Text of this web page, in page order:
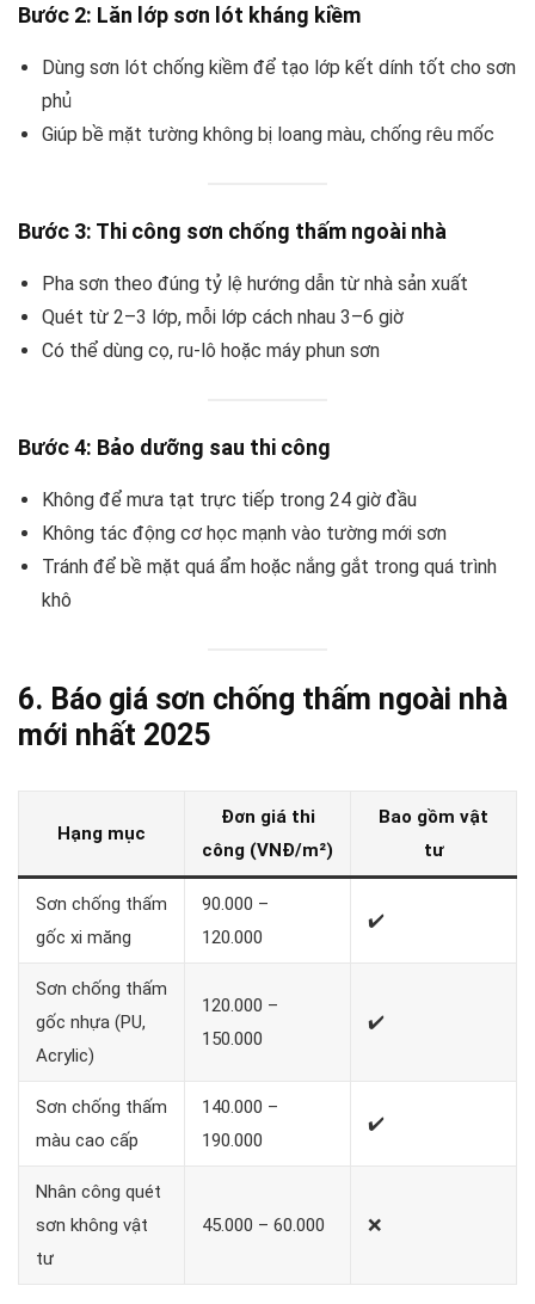
Bước 2: Lăn lớp sơn lót kháng kiềm
Dùng sơn lót chống kiềm để tạo lớp kết dính tốt cho sơn
phủ
Giúp bề mặt tường không bị loang màu, chống rêu mốc
Bước 3: Thi công sơn chống thấm ngoài nhà
Pha sơn theo đúng tỷ lệ hướng dẫn từ nhà sản xuất
Quét từ 2–3 lớp, mỗi lớp cách nhau 3–6 giờ
Có thể dùng cọ, ru-lô hoặc máy phun sơn
Bước 4: Bảo dưỡng sau thi công
Không để mưa tạt trực tiếp trong 24 giờ đầu
Không tác động cơ học mạnh vào tường mới sơn
Tránh để bề mặt quá ẩm hoặc nắng gắt trong quá trình
khô
6. Báo giá sơn chống thấm ngoài nhà
mới nhất 2025
Hạng mục
Đơn giá thi
công (VNĐ/m²)
Bao gồm vật
tư
Sơn chống thấm
gốc xi măng
90.000 –
120.000
✔️
Sơn chống thấm
gốc nhựa (PU,
Acrylic)
120.000 –
150.000
✔️
Sơn chống thấm
màu cao cấp
140.000 –
190.000
✔️
Nhân công quét
sơn không vật
tư
45.000 – 60.000 ❌